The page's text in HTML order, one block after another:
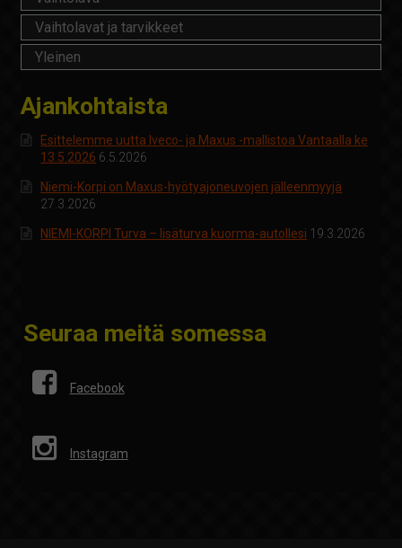
Vaihtolavat ja tarvikkeet
Yleinen
Ajankohtaista
Esittelemme uutta Iveco- ja Maxus -mallistoa Vantaalla ke
13.5.2026 6.5.2026
Niemi-Korpi on Maxus-hyötyajoneuvojen jälleenmyyjä
27.3.2026
NIEMI-KORPI Turva – lisäturva kuorma-autollesi 19.3.2026
Seuraa meitä somessa
Facebook
Instagram